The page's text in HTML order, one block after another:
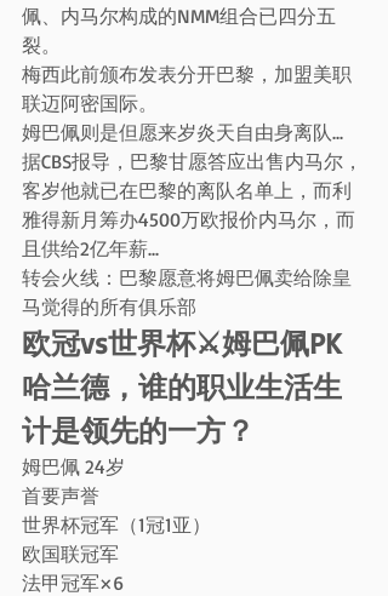
佩、内马尔构成的NMM组合已四分五
裂。
梅西此前颁布发表分开巴黎，加盟美职
联迈阿密国际。
姆巴佩则是但愿来岁炎天自由身离队...
据CBS报导，巴黎甘愿答应出售内马尔，
客岁他就已在巴黎的离队名单上，而利
雅得新月筹办4500万欧报价内马尔，而
且供给2亿年薪...
转会火线：巴黎愿意将姆巴佩卖给除皇
马觉得的所有俱乐部
欧冠vs世界杯⚔️姆巴佩PK
哈兰德，谁的职业生活生
计是领先的一方？
姆巴佩 24岁
首要声誉
世界杯冠军（1冠1亚）
欧国联冠军
法甲冠军×6